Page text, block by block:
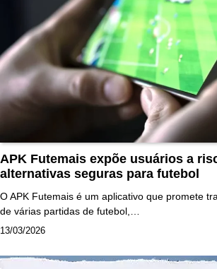
APK Futemais expõe usuários a
alternativas seguras para futebol
O APK Futemais é um aplicativo que promete
de várias partidas de futebol,…
13/03/2026